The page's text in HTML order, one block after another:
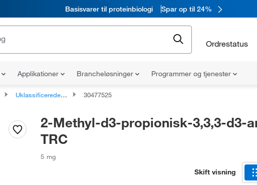
Basisvarer til proteinbiologi Spar op til 24%
Ordrestatus
Applikationer Brancheløsninger Programmer og tjenester
Uklassificerede organiske forbindelser 30477525
2-Methyl-d3-propionisk-3,3,3-d3-
TRC
5 mg
Skift visning